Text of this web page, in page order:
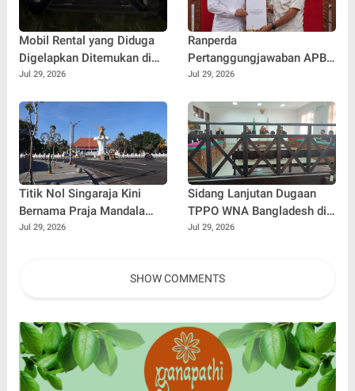
Mobil Rental yang Diduga
Digelapkan Ditemukan di
Hutan Buleleng, GPS
Diganti
Jul 29, 2026
Ranperda
Pertanggungjawaban APBD
2025 Disepakati, Siap
Jul 29, 2026
Titik Nol Singaraja Kini
Bernama Praja Mandala
Singa Ambara Raja, Perkuat
Jul 29, 2026
Sidang Lanjutan Dugaan
TPPO WNA Bangladesh di
PN Singaraja, Muncul
Jul 29, 2026
SHOW COMMENTS